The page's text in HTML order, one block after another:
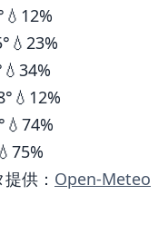
💧12%
💧23%
💧34%
💧12%
💧74%
💧75%
供： Open-Meteo